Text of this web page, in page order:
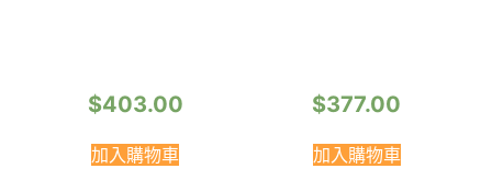
$403.00
加入購物車
$377.00
加入購物車